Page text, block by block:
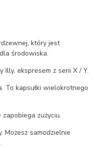
który jest
środowiska.
Illy, ekspresem z serii X / Y.
To kapsułki wielokrotnego
zużyciu.
Możesz samodzielnie